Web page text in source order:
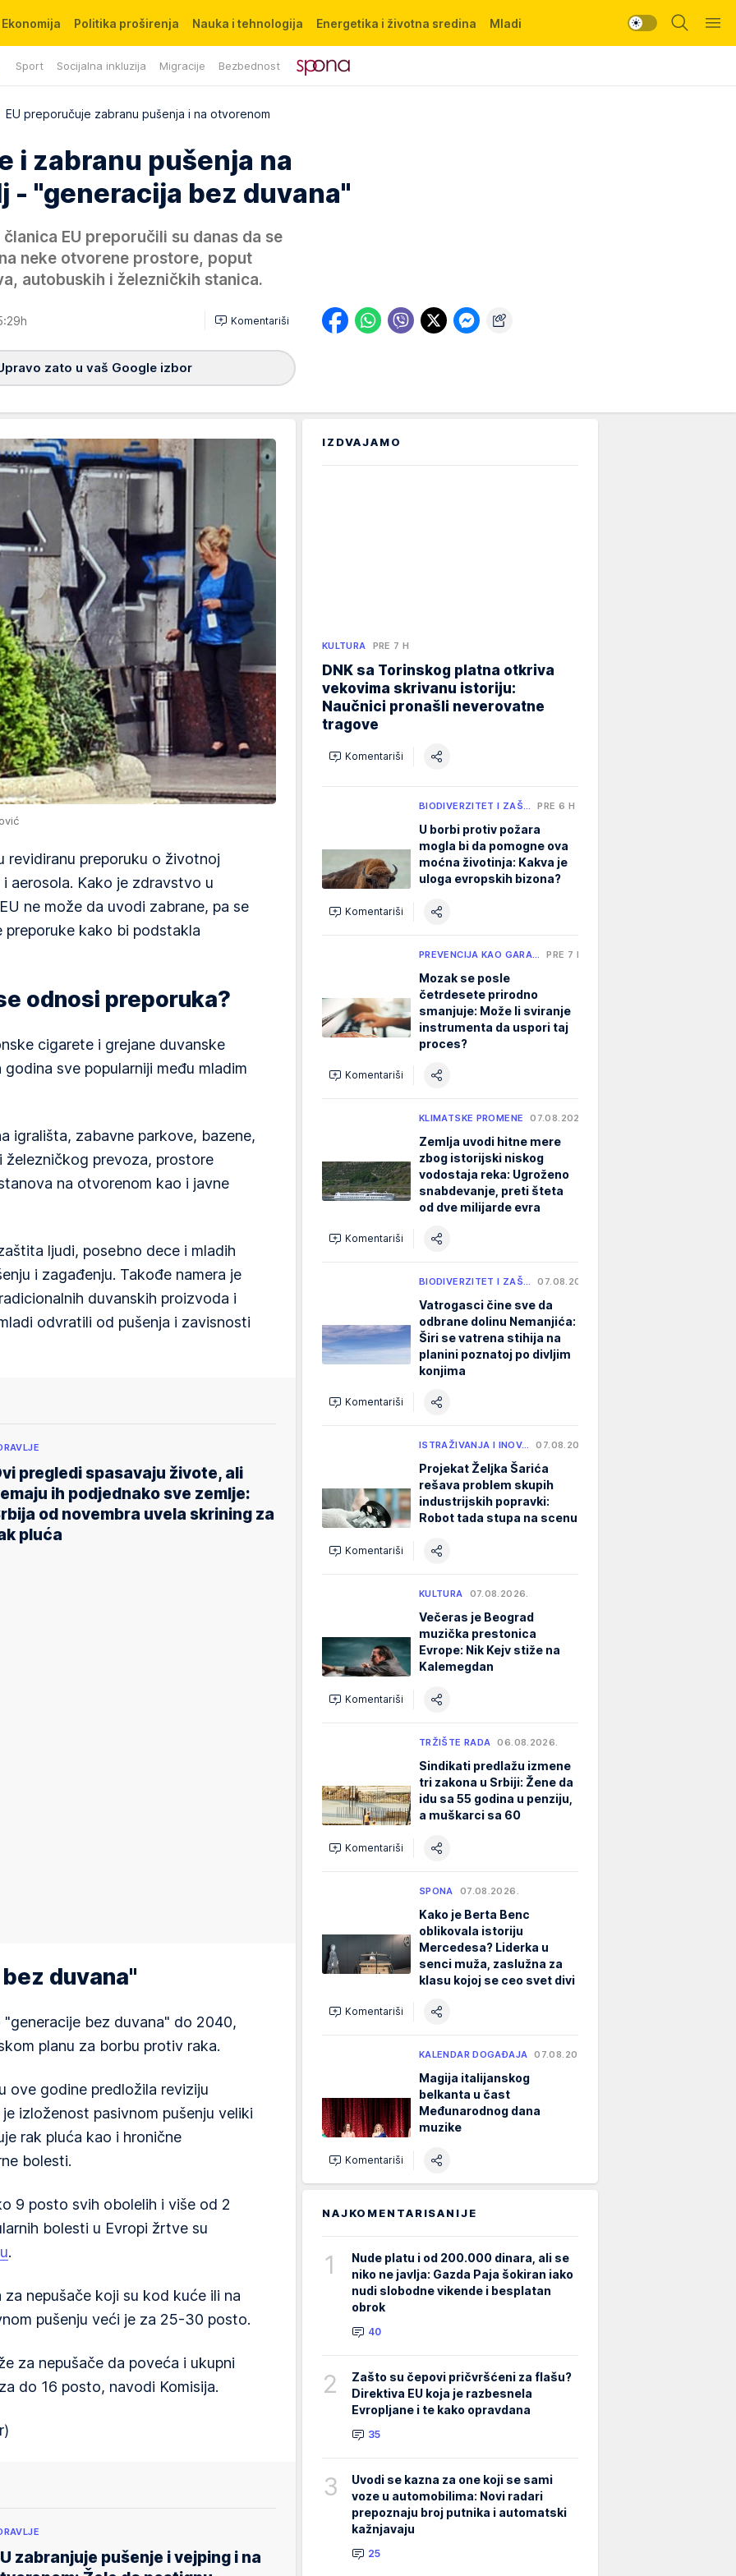
Sport Socijalna inkluzija Migracije Bezbednost
Ekonomija Politika proširenja Nauka i tehnologija Energetika i životna sredina Mladi
EU preporučuje zabranu pušenja i na otvorenom
i zabranu pušenja na
- "generacija bez duvana"
EU preporučili su danas da se
neke otvorene prostore, poput
autobuskih i železničkih stanica.
Komentariši
zato u vaš Google izbor
revidiranu preporuku o životnoj
aerosola. Kako je zdravstvo u
ne može da uvodi zabrane, pa se
kako bi podstakla
odnosi preporuka?
cigarete i grejane duvanske
sve popularniji među mladim
igrališta, zabavne parkove, bazene,
prevoza, prostore
na otvorenom kao i javne
ljudi, posebno dece i mladih
i zagađenju. Takođe namera je
duvanskih proizvoda i
odvratili od pušenja i zavisnosti
pregledi spasavaju živote, ali
ih podjednako sve zemlje:
od novembra uvela skrining za
pluća
duvana"
bez duvana" do 2040,
planu za borbu protiv raka.
ove godine predložila reviziju
izloženost pasivnom pušenju veliki
rak pluća kao i hronične
bolesti.
9 posto svih obolelih i više od 2
bolesti u Evropi žrtve su
.
nepušače koji su kod kuće ili na
pušenju veći je za 25-30 posto.
za nepušače da poveća i ukupni
za do 16 posto, navodi Komisija.
zabranjuje pušenje i vejping i na
IZDVAJAMO
KULTURA PRE 7 H
DNK sa Torinskog platna otkriva
vekovima skrivanu istoriju:
Naučnici pronašli neverovatne
tragove
Komentariši
BIODIVERZITET I ZAŠ… PRE 6 H
U borbi protiv požara
mogla bi da pomogne ova
moćna životinja: Kakva je
uloga evropskih bizona?
Komentariši
PREVENCIJA KAO GARA… PRE 7 H
Mozak se posle
četrdesete prirodno
smanjuje: Može li sviranje
instrumenta da uspori taj
proces?
Komentariši
KLIMATSKE PROMENE 07.08.2026.
Zemlja uvodi hitne mere
zbog istorijski niskog
vodostaja reka: Ugroženo
snabdevanje, preti šteta
od dve milijarde evra
Komentariši
BIODIVERZITET I ZAŠ… 07.08.2026.
Vatrogasci čine sve da
odbrane dolinu Nemanjića:
Širi se vatrena stihija na
planini poznatoj po divljim
konjima
Komentariši
ISTRAŽIVANJA I INOV… 07.08.2026.
Projekat Željka Šarića
rešava problem skupih
industrijskih popravki:
Robot tada stupa na scenu
Komentariši
KULTURA 07.08.2026.
Večeras je Beograd
muzička prestonica
Evrope: Nik Kejv stiže na
Kalemegdan
Komentariši
TRŽIŠTE RADA 06.08.2026.
Sindikati predlažu izmene
tri zakona u Srbiji: Žene da
idu sa 55 godina u penziju,
a muškarci sa 60
Komentariši
SPONA 07.08.2026.
Kako je Berta Benc
oblikovala istoriju
Mercedesa? Liderka u
senci muža, zaslužna za
klasu kojoj se ceo svet divi
Komentariši
KALENDAR DOGAĐAJA 07.08.2026.
Magija italijanskog
belkanta u čast
Međunarodnog dana
muzike
Komentariši
NAJKOMENTARISANIJE
1
Nude platu i od 200.000 dinara, ali se
niko ne javlja: Gazda Paja šokiran iako
nudi slobodne vikende i besplatan
obrok
40
2
Zašto su čepovi pričvršćeni za flašu?
Direktiva EU koja je razbesnela
Evropljane i te kako opravdana
35
3
Uvodi se kazna za one koji se sami
voze u automobilima: Novi radari
prepoznaju broj putnika i automatski
kažnjavaju
25